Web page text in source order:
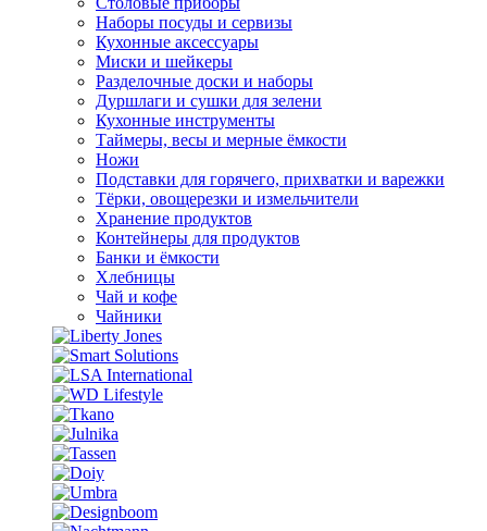
Наборы посуды и сервизы
Кухонные аксессуары
Миски и шейкеры
Разделочные доски и наборы
Дуршлаги и сушки для зелени
Кухонные инструменты
Таймеры, весы и мерные ёмкости
Ножи
Подставки для горячего, прихватки и варежки
Тёрки, овощерезки и измельчители
Хранение продуктов
Контейнеры для продуктов
Банки и ёмкости
Хлебницы
Чай и кофе
Чайники